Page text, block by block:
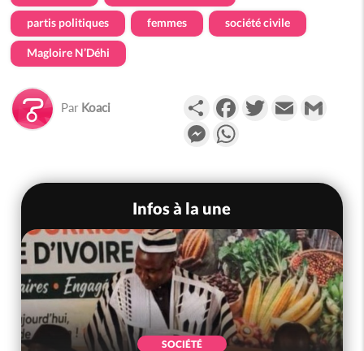
partis politiques femmes société civile
Magloire N’Déhi
Par Koaci PartagerFacebookTwitterEmail
Messenger
Infos à la une
SOCIÉTÉ